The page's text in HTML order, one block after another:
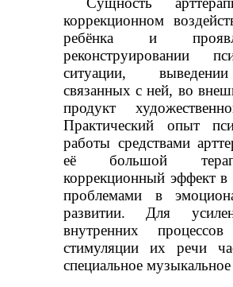
коррекционном
ребёнка и
реконструировании
ситуации,
связанных с ней, во
продукт
Практический опыт
работы средствами
её большой
коррекционный эффект в
проблемами в
развитии. Для
внутренних
стимуляции их речи
специальное